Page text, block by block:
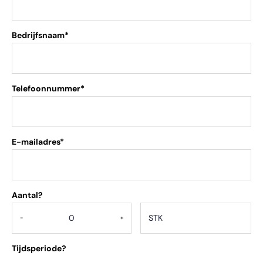
Bedrijfsnaam*
Telefoonnummer*
E-mailadres*
Aantal?
- +
Tijdsperiode?